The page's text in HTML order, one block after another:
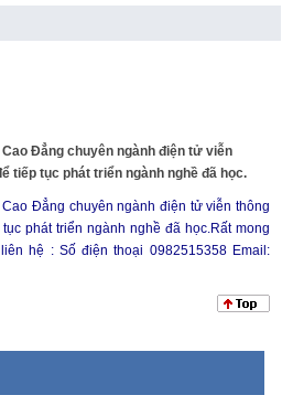
Đẳng chuyên ngành điện tử viễn
tiếp tục phát triển ngành nghề đã học.
Đẳng chuyên ngành điện tử viễn thông
phát triển ngành nghề đã học.Rất mong
hệ : Số điện thoại 0982515358 Email: